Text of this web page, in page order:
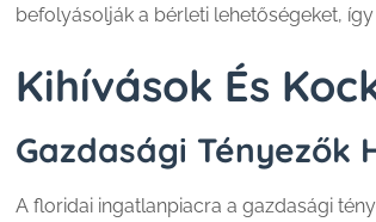
befolyásolják a bérleti lehetőségeket,
Kihívások És
Gazdasági Tényezők
A floridai ingatlanpiacra a gazdasági